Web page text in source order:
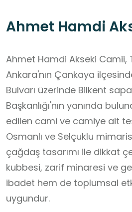
Ahmet Hamdi
Ahmet Hamdi Akseki Camii,
Ankara'nın Çankaya
Bulvarı üzerinde Bilkent
Başkanlığı'nın yanında
edilen cami ve camiye ait
Osmanlı ve Selçuklu
çağdaş tasarımı ile dikkat
kubbesi, zarif minaresi ve
ibadet hem de toplumsal
uygundur.